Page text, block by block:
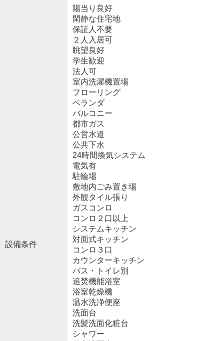
設備条件
陽当り良好
閑静な住宅地
保証人不要
２人入居可
眺望良好
学生歓迎
法人可
室内洗濯機置場
フローリング
ベランダ
バルコニー
都市ガス
公営水道
公共下水
24時間換気システム
電気有
駐輪場
敷地内ごみ置き場
外観タイル張り
ガスコンロ
コンロ２口以上
システムキッチン
対面式キッチン
コンロ３口
カウンターキッチン
バス・トイレ別
追焚機能浴室
浴室乾燥機
温水洗浄便座
洗面台
洗髪洗面化粧台
シャワー